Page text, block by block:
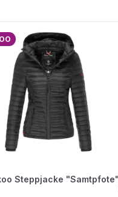
Steppjacke "Samtpfote"